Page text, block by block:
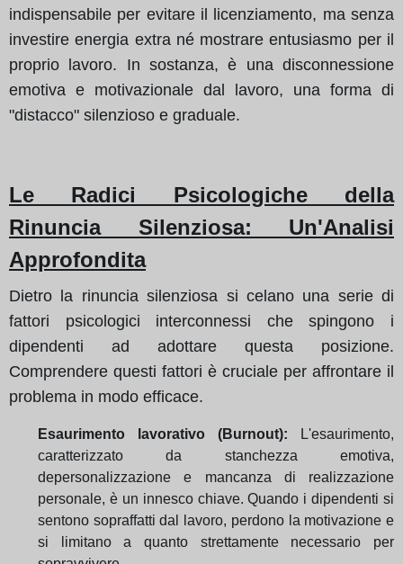
indispensabile per evitare il licenziamento, ma senza
investire energia extra né mostrare entusiasmo per il
proprio lavoro. In sostanza, è una disconnessione
emotiva e motivazionale dal lavoro, una forma di
"distacco" silenzioso e graduale.
Le Radici Psicologiche della
Rinuncia Silenziosa: Un'Analisi
Approfondita
Dietro la rinuncia silenziosa si celano una serie di
fattori psicologici interconnessi che spingono i
dipendenti ad adottare questa posizione.
Comprendere questi fattori è cruciale per affrontare il
problema in modo efficace.
Esaurimento lavorativo (Burnout): L'esaurimento,
caratterizzato da stanchezza emotiva,
depersonalizzazione e mancanza di realizzazione
personale, è un innesco chiave. Quando i dipendenti si
sentono sopraffatti dal lavoro, perdono la motivazione e
si limitano a quanto strettamente necessario per